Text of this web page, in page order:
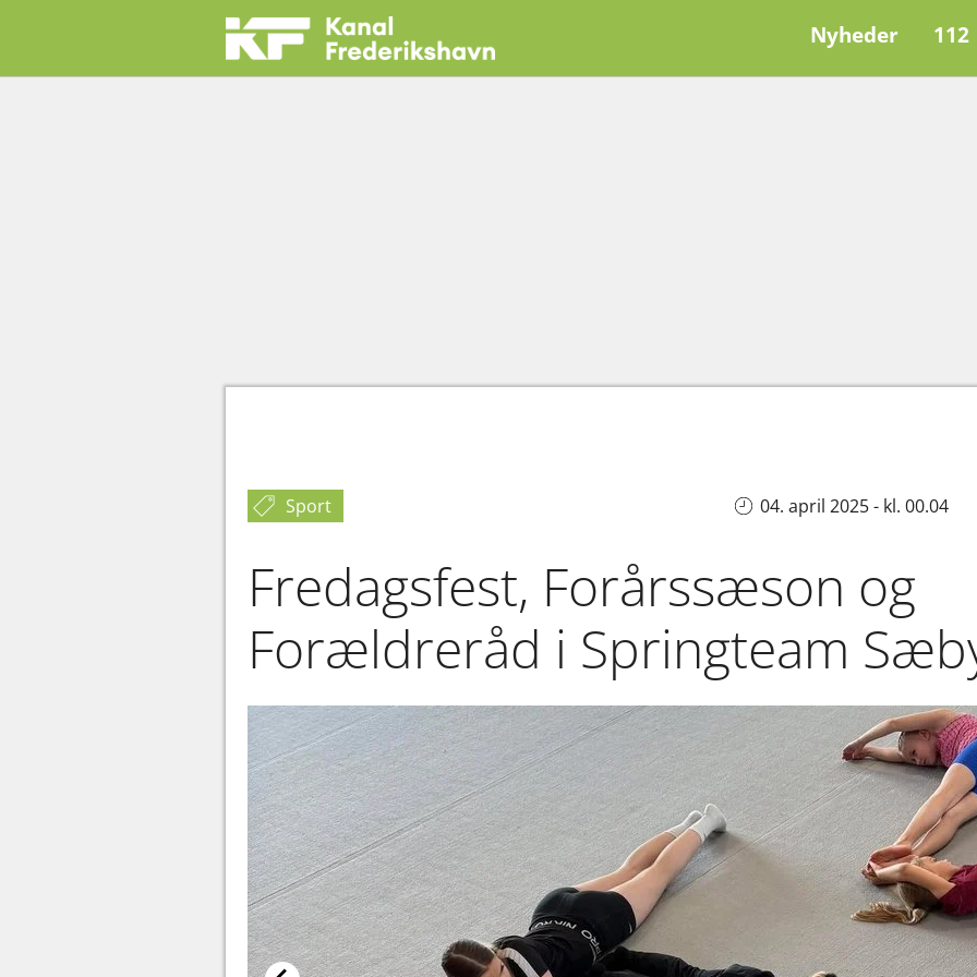
Nyheder 112
Sport 04. april 2025 - kl. 00.04
Fredagsfest, Forårssæson og
Forældreråd i Springteam